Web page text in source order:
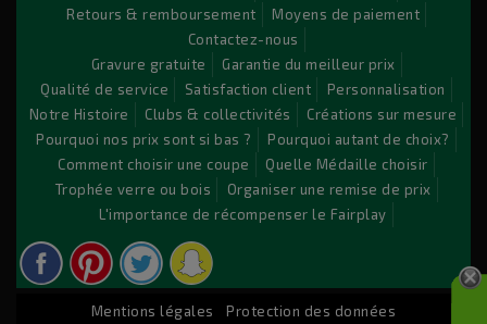
Retours & remboursement
Moyens de paiement
Contactez-nous
Gravure gratuite
Garantie du meilleur prix
Qualité de service
Satisfaction client
Personnalisation
Notre Histoire
Clubs & collectivités
Créations sur mesure
Pourquoi nos prix sont si bas ?
Pourquoi autant de choix?
Comment choisir une coupe
Quelle Médaille choisir
Trophée verre ou bois
Organiser une remise de prix
L'importance de récompenser le Fairplay
Mentions légales Protection des données
Sit amet conse ctetur adipisicing elit, sed do eiusmod
tempor incididunt ut labore et dolore magna aliqua. Ut
enim ad minim veniam, quis nostrud exercitation ullamco
laboris nisi ut aliquip ex ea commodo consequat. Duis aute
irure dolor in reprehenderit.
© 2026 - Logiciel e-commerce par PrestaShop™